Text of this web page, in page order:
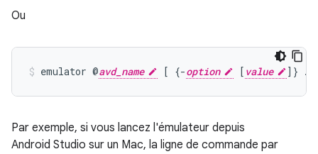
Ou
emulator @avd_name [ {-option [ value
Par exemple, si vous lancez l'émulateur depuis
Android Studio sur un Mac, la ligne de commande par